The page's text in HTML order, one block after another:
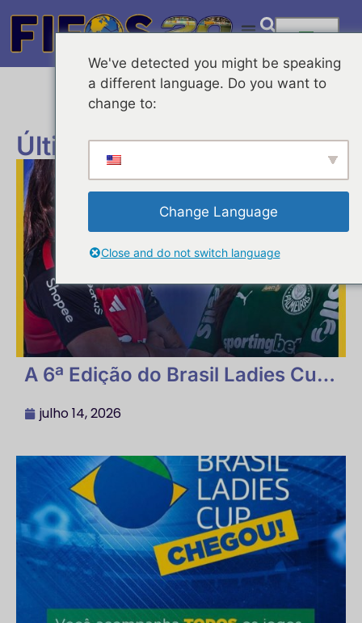
Últimas Noticias
A 6ª Edição do Brasil Ladies Cup
no Estádio Brinco de Ouro da
julho 14, 2026
We've detected you might be speaking
a different language. Do you want to
change to:
Change Language
Close and do not switch language